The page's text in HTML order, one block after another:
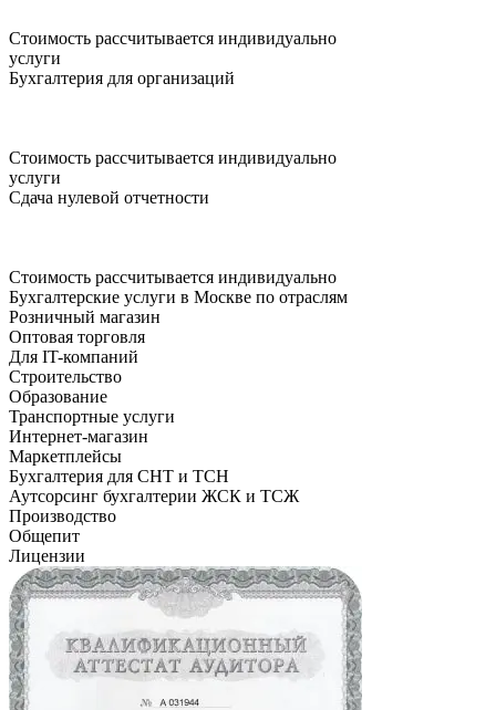
Стоимость рассчитывается индивидуально
услуги
Бухгалтерия для организаций
Стоимость рассчитывается индивидуально
услуги
Сдача нулевой отчетности
Стоимость рассчитывается индивидуально
Бухгалтерские услуги в Москве по отраслям
Розничный магазин
Оптовая торговля
Для IT-компаний
Строительство
Образование
Транспортные услуги
Интернет-магазин
Маркетплейсы
Бухгалтерия для СНТ и ТСН
Аутсорсинг бухгалтерии ЖСК и ТСЖ
Производство
Общепит
Лицензии